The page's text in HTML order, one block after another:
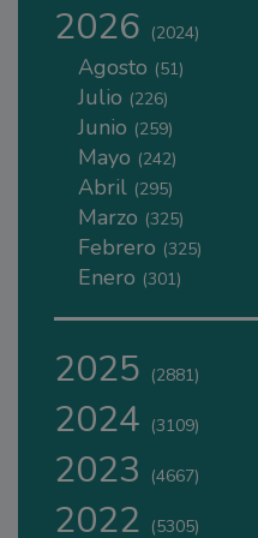
2026 (2024)
Agosto (51)
Julio (226)
Junio (259)
Mayo (242)
Abril (295)
Marzo (325)
Febrero (325)
Enero (301)
2025 (2881)
2024 (3109)
2023 (4667)
2022 (5305)